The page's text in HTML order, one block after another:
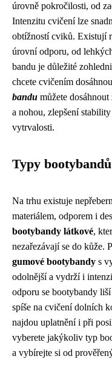
úrovně pokročilosti, od
Intenzitu cvičení lze
obtížností cviků. Existují
úrovní odporu, od
bandu je důležité
chcete cvičením
bandu můžete
a nohou, zlepšení
vytrvalosti.
Typy bootybandů
Na trhu existuje
materiálem, odporem i
bootybandy látkové,
nezařezávají se do kůže.
gumové bootybandy s
odolnější a vydrží i
odporu se bootybandy
spíše na cvičení dolních
najdou uplatnění i při
vyberete jakýkoliv typ
a vybírejte si od